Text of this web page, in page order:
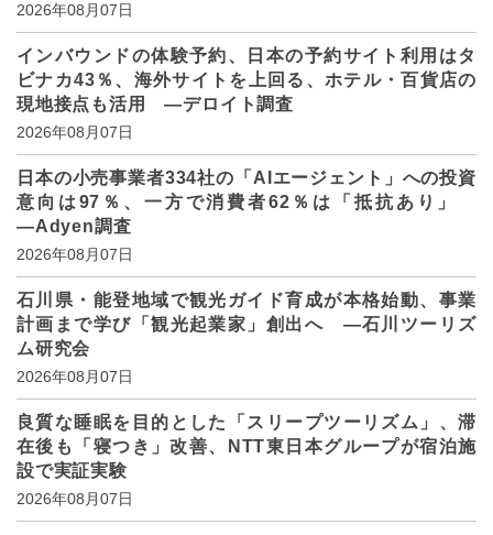
2026年08月07日
インバウンドの体験予約、日本の予約サイト利用はタ
ビナカ43％、海外サイトを上回る、ホテル・百貨店の
現地接点も活用 ―デロイト調査
2026年08月07日
日本の小売事業者334社の「AIエージェント」への投資
意向は97％、一方で消費者62％は「抵抗あり」
―Adyen調査
2026年08月07日
石川県・能登地域で観光ガイド育成が本格始動、事業
計画まで学び「観光起業家」創出へ ―石川ツーリズ
ム研究会
2026年08月07日
良質な睡眠を目的とした「スリープツーリズム」、滞
在後も「寝つき」改善、NTT東日本グループが宿泊施
設で実証実験
2026年08月07日